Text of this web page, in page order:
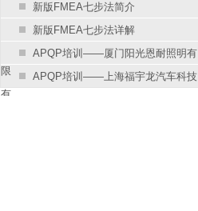
新版FMEA七步法简介
新版FMEA七步法详解
APQP培训——厦门阳光恩耐照明有
限
APQP培训——上海福宇龙汽车科技
有